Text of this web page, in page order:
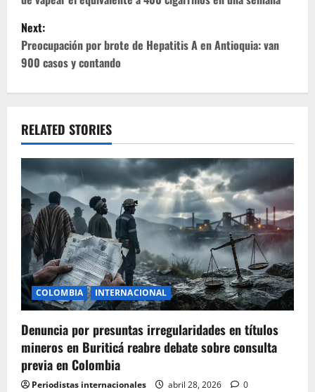
s
t
n
v
i
g
a
t
i
o
n
Next:
Preocupación por brote de Hepatitis A en Antioquia: van
900 casos y contando
RELATED STORIES
COLOMBIA INTERNACIONAL
Denuncia por presuntas irregularidades en títulos
mineros en Buriticá reabre debate sobre consulta
previa en Colombia
Periodistas internacionales abril 28, 2026
0